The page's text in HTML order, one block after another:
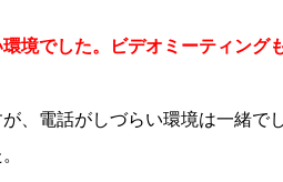
境でした。ビデオミーティング
、電話がしづらい環境は一緒で